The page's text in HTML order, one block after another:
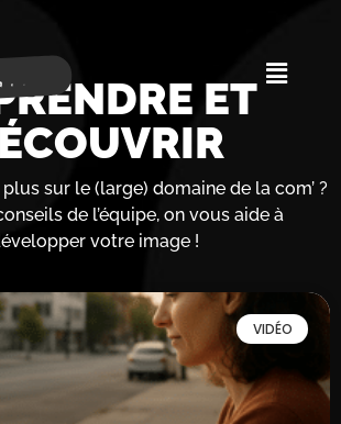
ET
plus sur le (large) domaine de la com’ ?
de l’équipe, on vous aide à
votre image !
VIDÉO